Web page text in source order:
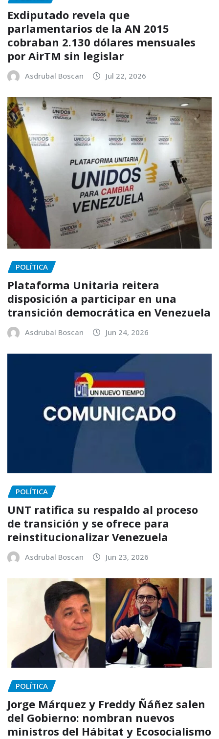
Exdiputado revela que
parlamentarios de la AN 2015
cobraban 2.130 dólares mensuales
por AirTM sin legislar
Asdrubal Boscan Jul 22, 2026
POLÍTICA
Plataforma Unitaria reitera
disposición a participar en una
transición democrática en Venezuela
Asdrubal Boscan Jun 24, 2026
POLÍTICA
UNT ratifica su respaldo al proceso
de transición y se ofrece para
reinstitucionalizar Venezuela
Asdrubal Boscan Jun 23, 2026
POLÍTICA
Jorge Márquez y Freddy Ñáñez salen
del Gobierno: nombran nuevos
ministros del Hábitat y Ecosocialismo